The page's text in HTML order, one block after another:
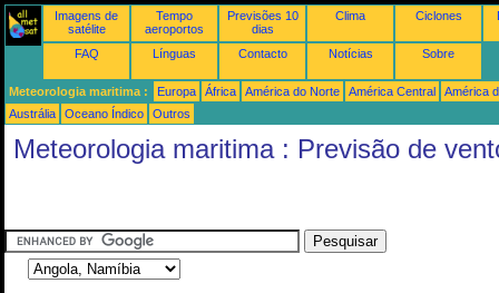
Imagens de
satélite
Tempo
aeroportos
Previsões 10
dias
Clima Ciclones
FAQ Línguas Contacto Notícias Sobre
Meteorologia maritima : Europa África América do Norte América Central
América
Austrália
Oceano Índico Outros
Meteorologia maritima : Previsão de